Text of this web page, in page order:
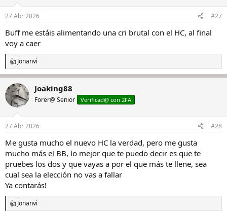
e
:
27 Abr 2026 #27
Buff me estáis alimentando una cri brutal con el HC, al final
voy a caer
R
e
c
c
i
e
:
Jonanvi
Joaking88
Forer@ Senior Verificad@ con 2FA
27 Abr 2026 #28
Me gusta mucho el nuevo HC la verdad, pero me gusta
mucho más el BB, lo mejor que te puedo decir es que te
pruebes los dos y que vayas a por el que más te llene, sea
cual sea la elección no vas a fallar
Ya contarás!
R
Jonanvi